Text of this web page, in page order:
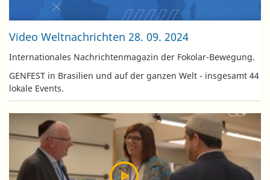
Video Weltnachrichten 28. 09. 2024
Internationales Nachrichtenmagazin der Fokolar-Bewegung.
GENFEST in Brasilien und auf der ganzen Welt - insgesamt 44
lokale Events.